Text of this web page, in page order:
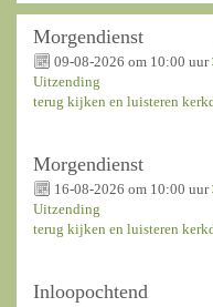
Morgendienst
09-08-2026 om 10:00 uur
Uitzending
terug kijken en luisteren
Morgendienst
16-08-2026 om 10:00 uur
Uitzending
terug kijken en luisteren
Inloopochtend